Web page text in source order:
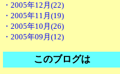
・2005年12月(22)
・2005年11月(19)
・2005年10月(26)
・2005年09月(12)
このブログは